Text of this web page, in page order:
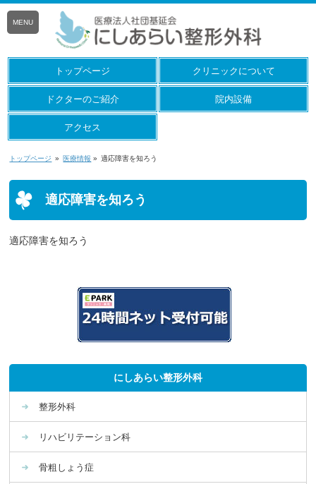
MENU
トップページ クリニックについて
ドクターのご紹介 院内設備
アクセス
トップページ » 医療情報 » 適応障害を知ろう
適応障害を知ろう
適応障害を知ろう
にしあらい整形外科
整形外科
リハビリテーション科
骨粗しょう症